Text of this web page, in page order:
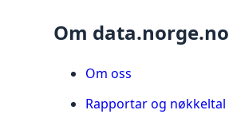
Om data.norge.no
Om oss
Rapportar og nøkkeltal